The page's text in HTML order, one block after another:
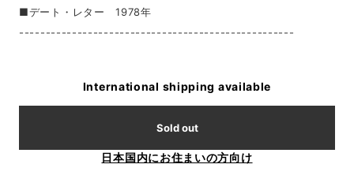
■デート・レター 1978年
----------------------------------------------------
International shipping available
Sold out
日本国内にお住まいの方向け